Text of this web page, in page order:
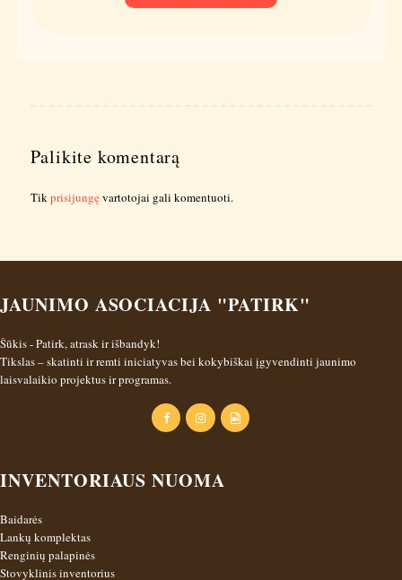
Palikite komentarą
Tikprisijungęvartotojai gali komentuoti.
JAUNIMO ASOCIACIJA "PATIRK"
Šūkis - Patirk, atrask ir išbandyk!
Tikslas – skatinti ir remti iniciatyvas bei kokybiškai įgyvendinti jaunimo
laisvalaikio projektus ir programas.
INVENTORIAUS NUOMA
Baidarės
Lankų komplektas
Renginių palapinės
Stovyklinis inventorius